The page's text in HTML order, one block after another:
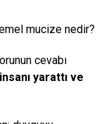
mucize nedir?
cevabı
yarattı ve